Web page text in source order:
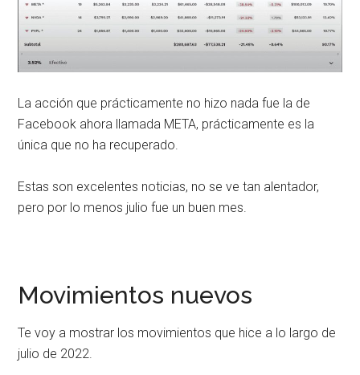
La acción que prácticamente no hizo nada fue la de
Facebook ahora llamada META, prácticamente es la
única que no ha recuperado.
Estas son excelentes noticias, no se ve tan alentador,
pero por lo menos julio fue un buen mes.
Movimientos nuevos
Te voy a mostrar los movimientos que hice a lo largo de
julio de 2022.